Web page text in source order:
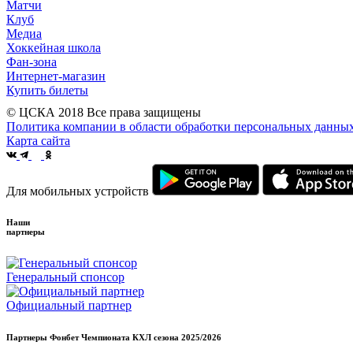
Матчи
Клуб
Медиа
Хоккейная школа
Фан-зона
Интернет-магазин
Купить билеты
© ЦСКА 2018 Все права защищены
Политика компании в области обработки персональных
Карта сайта
Для мобильных устройств
Наши
партнеры
Генеральный спонсор
Официальный партнер
Партнеры Фонбет Чемпионата КХЛ сезона 2025/2026